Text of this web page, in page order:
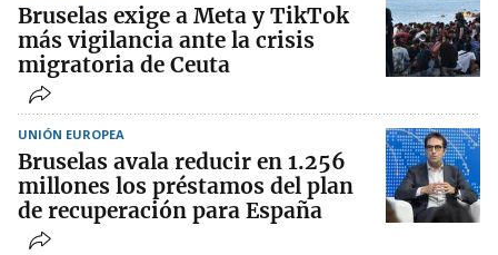
Bruselas exige a Meta y TikTok
más vigilancia ante la crisis
migratoria de Ceuta
UNIÓN EUROPEA
Bruselas avala reducir en 1.256
millones los préstamos del plan
de recuperación para España